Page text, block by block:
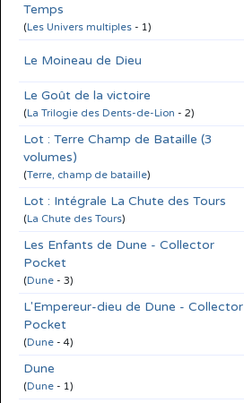
Temps
(Les Univers multiples - 1)
Le Moineau de Dieu
Le Goût de la victoire
(La Trilogie des Dents-de-Lion - 2)
Lot : Terre Champ de Bataille (3
volumes)
(Terre, champ de bataille)
Lot : Intégrale La Chute des Tours
(La Chute des Tours)
Les Enfants de Dune - Collector
Pocket
(Dune - 3)
L'Empereur-dieu de Dune - Collector
Pocket
(Dune - 4)
Dune
(Dune - 1)